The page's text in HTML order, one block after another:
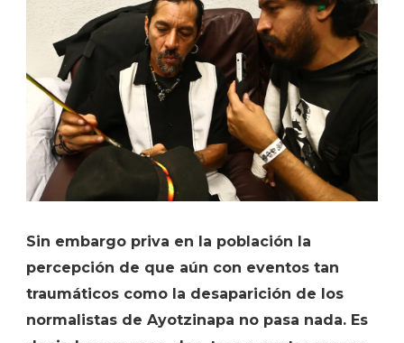
Sin embargo priva en la población la
percepción de que aún con eventos tan
traumáticos como la desaparición de los
normalistas de Ayotzinapa no pasa nada. Es